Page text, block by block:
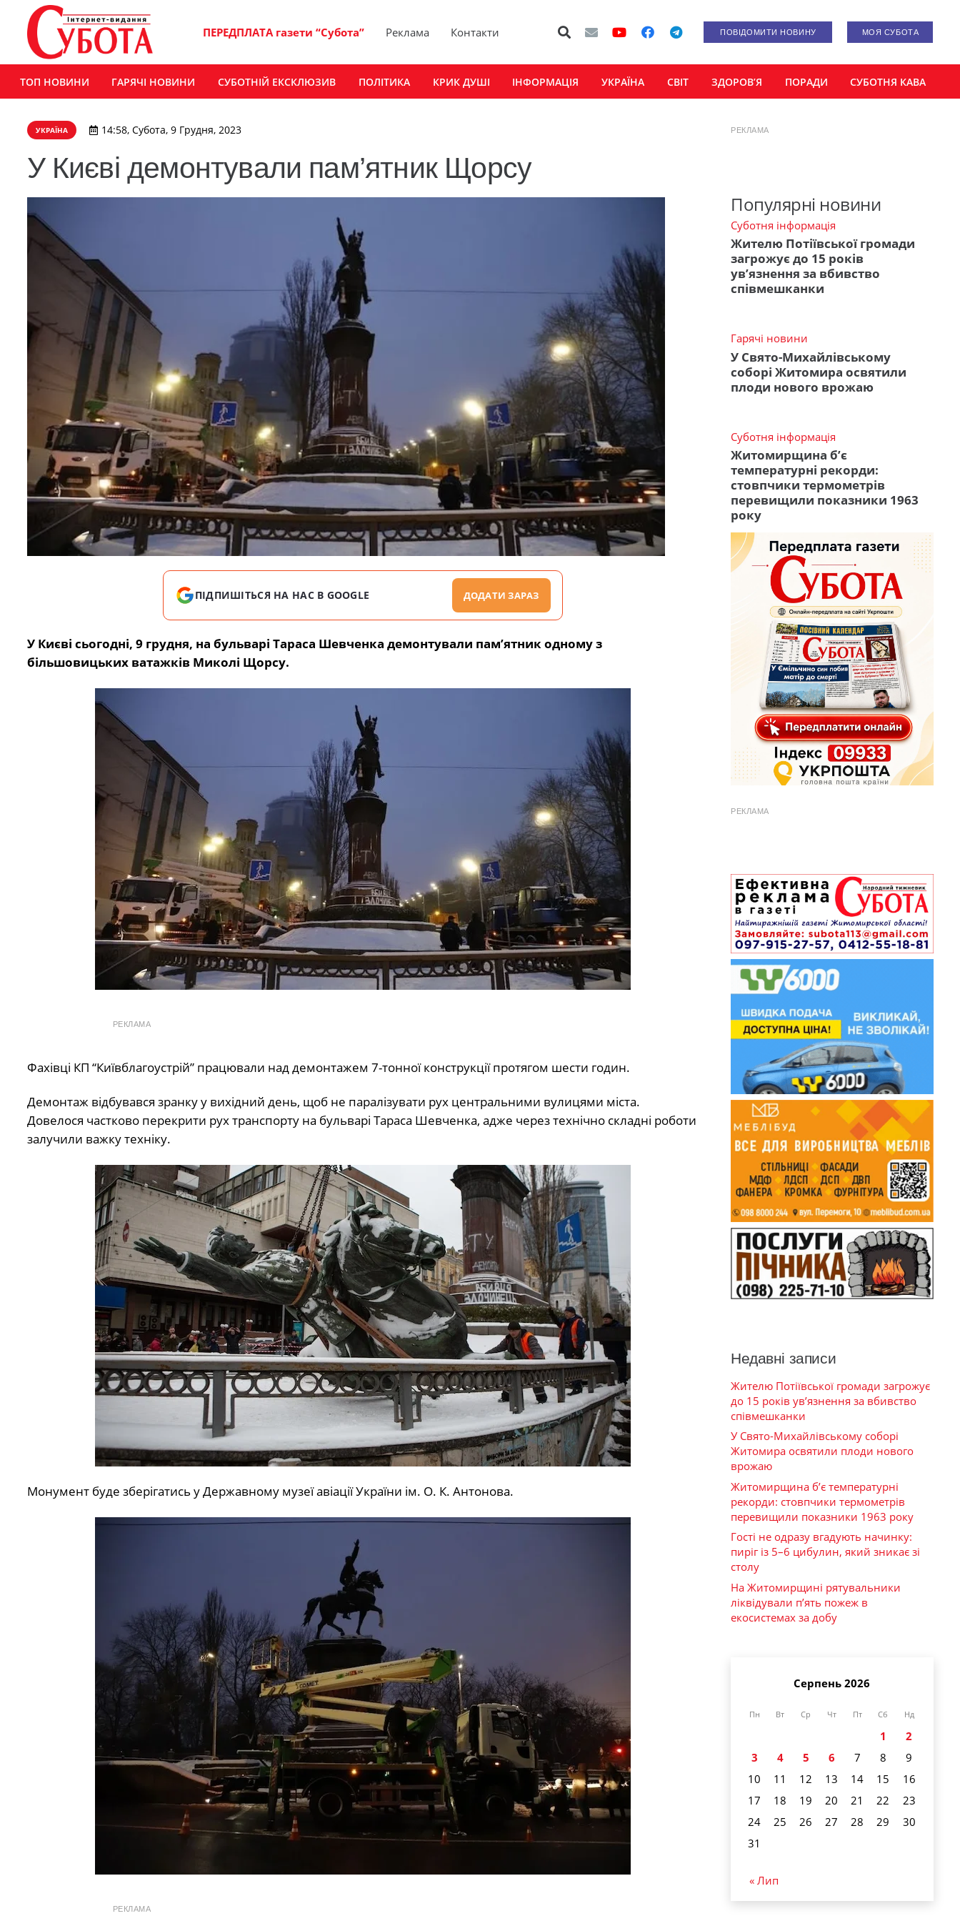
ПЕРЕДПЛАТА газети “Субота” Реклама Контакти ПОВІДОМИТИ НОВИНУ МОЯ СУБОТА
ТОП НОВИНИ ГАРЯЧІ НОВИНИ СУБОТНІЙ ЕКСКЛЮЗИВ ПОЛІТИКА КРИК ДУШІ ІНФОРМАЦІЯ УКРАЇНА СВІТ ЗДОРОВ’Я ПОРАДИ СУБОТНЯ КАВА
УКРАЇНА 14:58, Субота, 9 Грудня, 2023
У Києві демонтували пам’ятник Щорсу
ПІДПИШІТЬСЯ НА НАС В GOOGLE ДОДАТИ ЗАРАЗ
У Києві сьогодні, 9 грудня, на бульварі Тараса Шевченка демонтували пам’ятник одному з
більшовицьких ватажків Миколі Щорсу.
РЕКЛАМА
Фахівці КП “Київблагоустрій” працювали над демонтажем 7-тонної конструкції протягом шести годин.
Демонтаж відбувався зранку у вихідний день, щоб не паралізувати рух центральними вулицями міста.
Довелося частково перекрити рух транспорту на бульварі Тараса Шевченка, адже через технічно складні роботи
залучили важку техніку.
Монумент буде зберігатись у Державному музеї авіації України ім. О. К. Антонова.
РЕКЛАМА
РЕКЛАМА
Популярні новини
Суботня інформація
Жителю Потіївської громади
загрожує до 15 років
ув’язнення за вбивство
співмешканки
Гарячі новини
У Свято-Михайлівському
соборі Житомира освятили
плоди нового врожаю
Суботня інформація
Житомирщина б’є
температурні рекорди:
стовпчики термометрів
перевищили показники 1963
року
РЕКЛАМА
Недавні записи
Жителю Потіївської громади загрожує
до 15 років ув’язнення за вбивство
співмешканки
У Свято-Михайлівському соборі
Житомира освятили плоди нового
врожаю
Житомирщина б’є температурні
рекорди: стовпчики термометрів
перевищили показники 1963 року
Гості не одразу вгадують начинку:
пиріг із 5–6 цибулин, який зникає зі
столу
На Житомирщині рятувальники
ліквідували п’ять пожеж в
екосистемах за добу
Серпень 2026
Пн Вт Ср Чт Пт Сб Нд
1
2
3
4 5 6 7 8
9
10
11 12 13 14 15
16
17
18 19 20 21 22
23
24
25 26 27 28 29
30
31
« Лип